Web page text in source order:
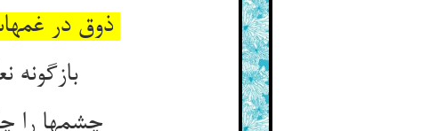
ذوق در غمهاست پی گم کرده‌اند ** آب حیوان را به ظلمت برده‌اند
بازگونه نعل در ره تا رباط ** چشمها را چار کن در احتیاط